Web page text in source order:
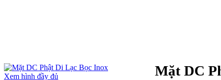
Xem hình đầy đủ
Mặt DC